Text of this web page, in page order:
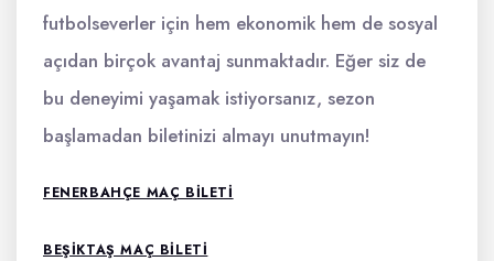
futbolseverler için hem ekonomik hem de sosyal
açıdan birçok avantaj sunmaktadır. Eğer siz de
bu deneyimi yaşamak istiyorsanız, sezon
başlamadan biletinizi almayı unutmayın!
FENERBAHÇE MAÇ BILETI
BEŞIKTAŞ MAÇ BILETI